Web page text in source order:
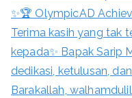
✨🏆 OlympicAD
Terima kasih yang tak
kepada✨ Bapak Sarip
dedikasi, ketulusan,
Barakallah,